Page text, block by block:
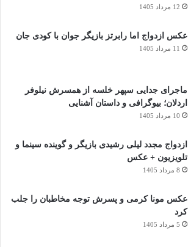
12 مرداد 1405
عکس ازدواج اما رابرتز بازیگر جوان با کودی جان
11 مرداد 1405
ماجرای جدایی سپهر خلسه از همسرش نیلوفر
اردلان؛ بیوگرافی و داستان آشنایی
10 مرداد 1405
ازدواج مجدد لیلی رشیدی بازیگر و گوینده سینما و
تلویزیون + عکس
8 مرداد 1405
عکس مونا کرمی و پسرش توجه مخاطبان را جلب
کرد
5 مرداد 1405